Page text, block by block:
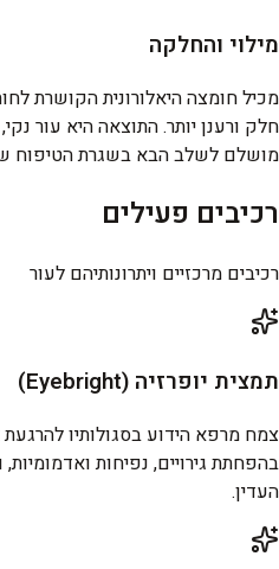
מילוי והחלקה
מכיל חומצה היאלורונית הקושרת
חלק ורענן יותר. התוצאה היא עור
מושלם לשלב הבא בשגרת הטיפוח
רכיבים פעילים
רכיבים מרכזיים ויתרונותיהם לעור
תמצית יופרזיה (Eyebright)
צמח מרפא הידוע בסגולותיו להרגעת
בהפחתת גירויים, נפיחות
העדין.